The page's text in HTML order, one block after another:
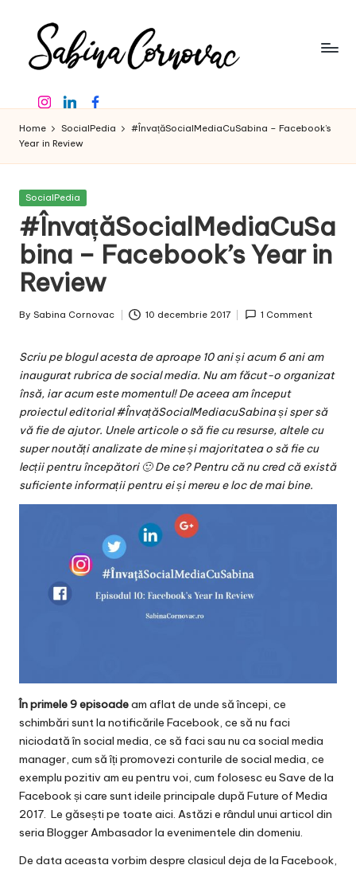
content
a
b
in
a
C
o
r
n
v
a
c
O
nl
in
creator
de
conținut
de
ani
InstagramLinkedinFacebook
Home SocialPedia
#ÎnvațăSocialMediaCuSabina – Facebook’s
Year in Review
Posted
SocialPedia
#ÎnvațăSocialMediaCuSa
bina – Facebook’s Year in
Review
Posted
By Sabina Cornovac 10 decembrie 2017 1 Comment
Scriu pe blogul acesta de aproape 10 ani și acum 6 ani am
inaugurat rubrica de social media. Nu am făcut-o organizat
însă, iar acum este momentul! De aceea am început
proiectul editorial #ÎnvațăSocialMediacuSabinași sper să
vă fie de ajutor. Unele articole o să fie cu resurse, altele cu
super noutăți analizate de mine și majoritatea o să fie cu
lecții pentru începători 🙂 De ce? Pentru că nu cred că există
suficiente informații pentru ei și mereu e loc de mai bine.
În primele 9 episoadeam aflat de unde să începi, ce
schimbări sunt la notificările Facebook, ce să nu faci
niciodată în social media, ce să faci sau nu ca social media
manager, cum să îți promovezi conturile de social media, ce
exemplu pozitiv am eu pentru voi, cum folosesc eu Save de la
Facebook și care sunt ideile principale după Future of Media
2017. Le găsești pe toate aici. Astăzi e rândul unui articol din
seria Blogger Ambasador la evenimentele din domeniu.
De data aceasta vorbim despre clasicul deja de la Facebook,